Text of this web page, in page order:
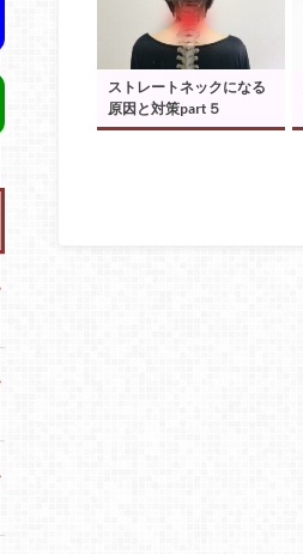
ストレートネックになる
原因と対策part５